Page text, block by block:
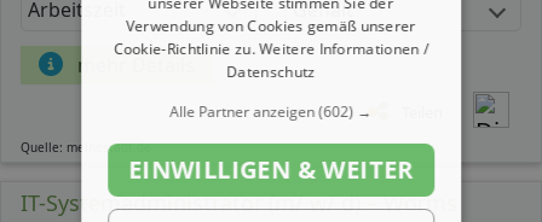
Arbeitszeit Gehalt
mehr Details
Quelle: meinestadt.de
IT-Systemadministrator (m/ w/ d) – Worms
Verwendung von Cookies gemäß unserer
Cookie-Richtlinie zu.Weitere Informationen /
Datenschutz
Alle Partner anzeigen(602) →
EINWILLIGEN & WEITER